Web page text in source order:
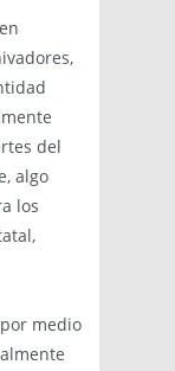
del
algo
los
medio